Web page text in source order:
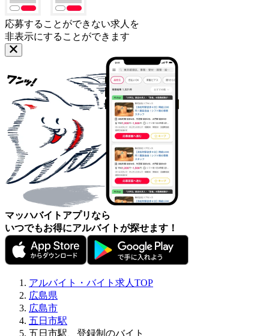
応募することができない求人を
非表示にすることができます
マッハバイトアプリなら
いつでもお得にアルバイトが探せます！
アルバイト・バイト求人TOP
広島県
広島市
五日市駅
五日市駅、登録制のバイト